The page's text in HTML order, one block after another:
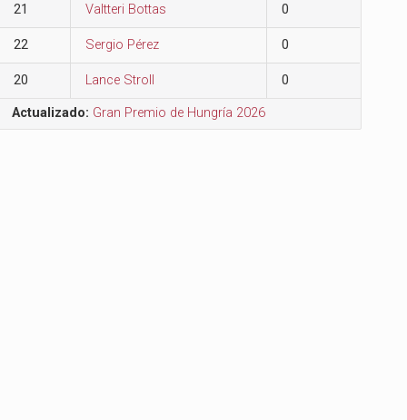
21 Valtteri Bottas 0
22 Sergio Pérez 0
20 Lance Stroll 0
Actualizado: Gran Premio de Hungría 2026